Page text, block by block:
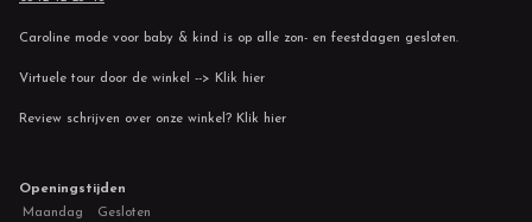
Caroline mode voor baby & kind is op alle zon- en feestdagen gesloten.
Virtuele tour door de winkel --> Klik hier
Review schrijven over onze winkel? Klik hier
Openingstijden
Maandag
Gesloten